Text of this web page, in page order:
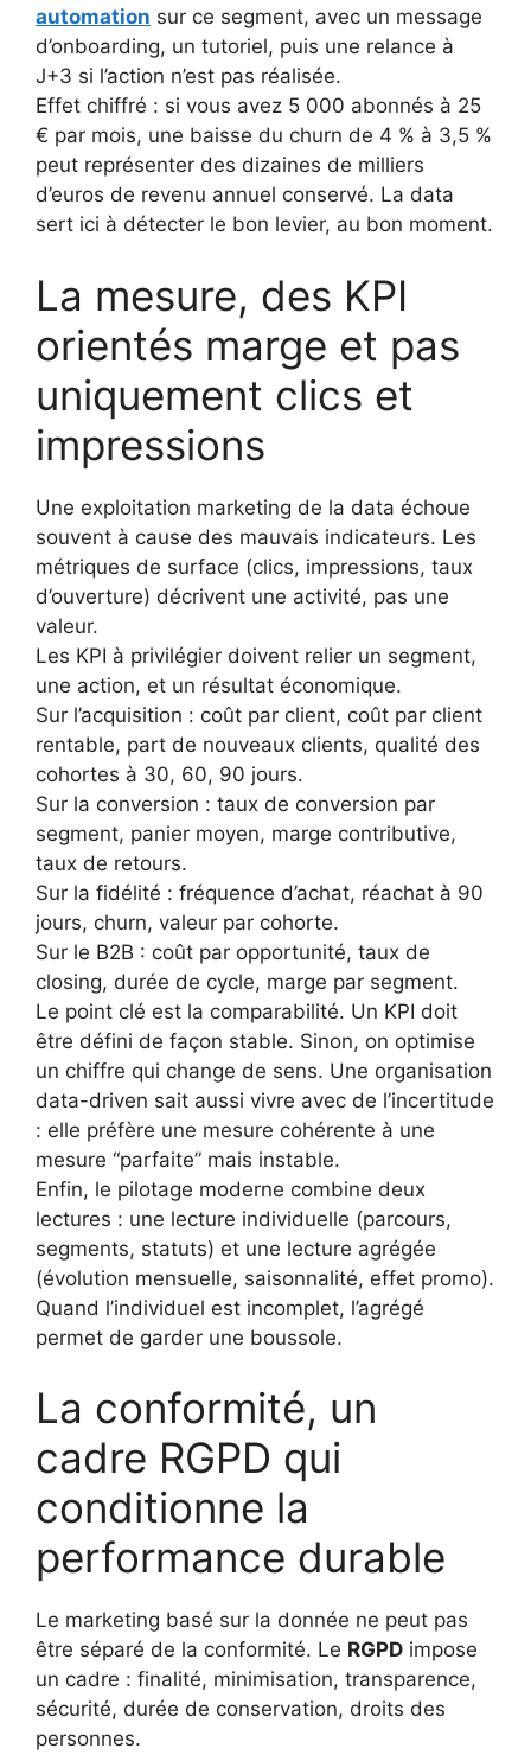
automation sur ce segment, avec un message
d’onboarding, un tutoriel, puis une relance à
J+3 si l’action n’est pas réalisée.
Effet chiffré : si vous avez 5 000 abonnés à 25
€ par mois, une baisse du churn de 4 % à 3,5 %
peut représenter des dizaines de milliers
d’euros de revenu annuel conservé. La data
sert ici à détecter le bon levier, au bon moment.
La mesure, des KPI
orientés marge et pas
uniquement clics et
impressions
Une exploitation marketing de la data échoue
souvent à cause des mauvais indicateurs. Les
métriques de surface (clics, impressions, taux
d’ouverture) décrivent une activité, pas une
valeur.
Les KPI à privilégier doivent relier un segment,
une action, et un résultat économique.
Sur l’acquisition : coût par client, coût par client
rentable, part de nouveaux clients, qualité des
cohortes à 30, 60, 90 jours.
Sur la conversion : taux de conversion par
segment, panier moyen, marge contributive,
taux de retours.
Sur la fidélité : fréquence d’achat, réachat à 90
jours, churn, valeur par cohorte.
Sur le B2B : coût par opportunité, taux de
closing, durée de cycle, marge par segment.
Le point clé est la comparabilité. Un KPI doit
être défini de façon stable. Sinon, on optimise
un chiffre qui change de sens. Une organisation
data-driven sait aussi vivre avec de l’incertitude
: elle préfère une mesure cohérente à une
mesure “parfaite” mais instable.
Enfin, le pilotage moderne combine deux
lectures : une lecture individuelle (parcours,
segments, statuts) et une lecture agrégée
(évolution mensuelle, saisonnalité, effet promo).
Quand l’individuel est incomplet, l’agrégé
permet de garder une boussole.
La conformité, un
cadre RGPD qui
conditionne la
performance durable
Le marketing basé sur la donnée ne peut pas
être séparé de la conformité. Le RGPD impose
un cadre : finalité, minimisation, transparence,
sécurité, durée de conservation, droits des
personnes.